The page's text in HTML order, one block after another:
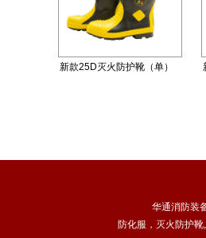
新款25D灭火防护靴（单）
华通消防装
防化服 ， 灭火防护靴,